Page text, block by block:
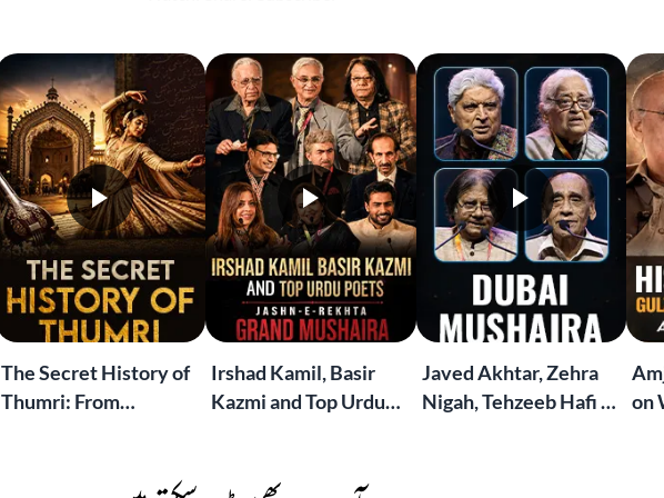
The Secret History of
Thumri: From
Irshad Kamil, Basir
Kazmi and Top Urdu
London Grand
Javed Akhtar, Zehra
Nigah, Tehzeeb Hafi &
on